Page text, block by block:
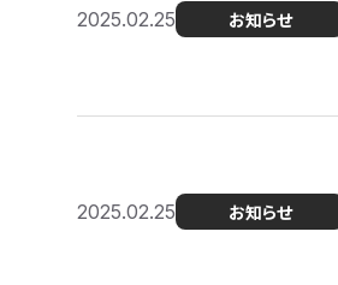
2025.02.25 お知らせ
2025.02.25 お知らせ